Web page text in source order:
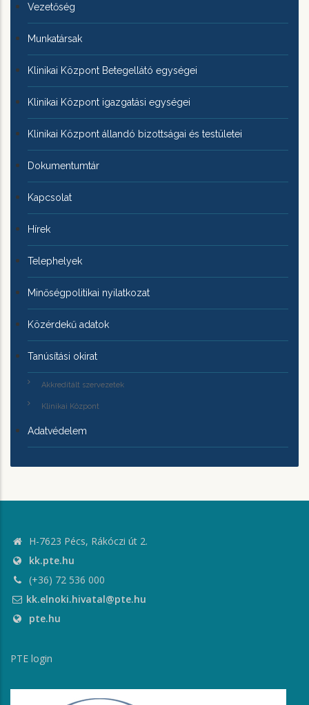
Vezetőség
Munkatársak
Klinikai Központ Betegellátó egységei
Klinikai Központ igazgatási egységei
Klinikai Központ állandó bizottságai és testületei
Dokumentumtár
Kapcsolat
Hírek
Telephelyek
Minőségpolitikai nyilatkozat
Közérdekű adatok
Tanúsítási okirat
Akkreditált szervezetek
Klinikai Központ
Adatvédelem
H-7623 Pécs, Rákóczi út 2.
kk.pte.hu
(+36) 72 536 000
kk.elnoki.hivatal@pte.hu
pte.hu
PTE login